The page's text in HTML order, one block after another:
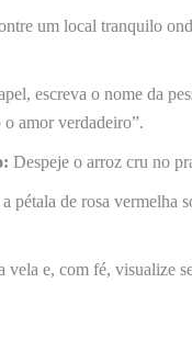
um local tranquilo
escreva o nome da
amor verdadeiro”.
Despeje o arroz cru no
pétala de rosa vermelha
vela e, com fé, visualize